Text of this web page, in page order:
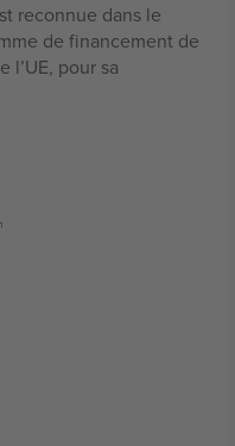
reconnue dans le
de financement de
l’UE, pour sa